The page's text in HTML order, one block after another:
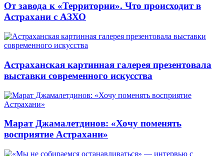
От завода к «Территории». Что происходит в
Астрахани с АЗХО
Астраханская картинная галерея презентовала
выставки современного искусства
Марат Джамалетдинов: «Хочу поменять
восприятие Астрахани»